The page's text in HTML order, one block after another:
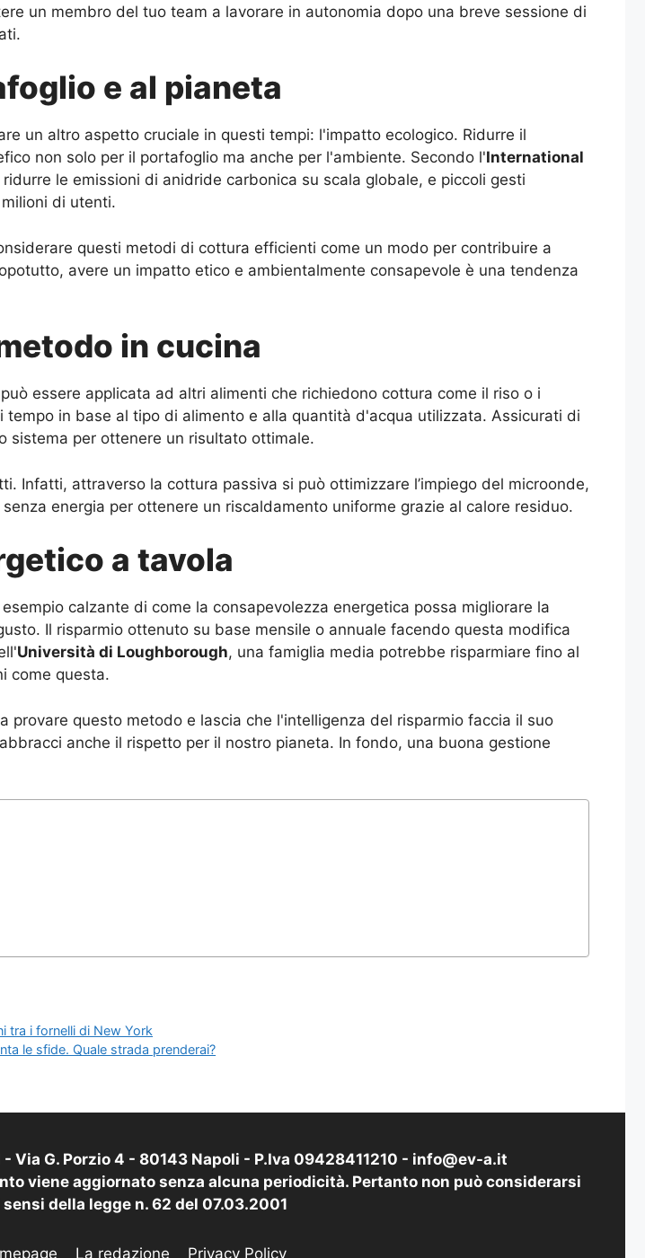
un membro del tuo team a lavorare in autonomia dopo una breve sessione di
e al pianeta
un altro aspetto cruciale in questi tempi: l'impatto ecologico. Ridurre il
non solo per il portafoglio ma anche per l'ambiente. Secondo l'International
le emissioni di anidride carbonica su scala globale, e piccoli gesti
di utenti.
questi metodi di cottura efficienti come un modo per contribuire a
avere un impatto etico e ambientalmente consapevole è una tendenza
in cucina
essere applicata ad altri alimenti che richiedono cottura come il riso o i
in base al tipo di alimento e alla quantità d'acqua utilizzata. Assicurati di
sistema per ottenere un risultato ottimale.
Infatti, attraverso la cottura passiva si può ottimizzare l’impiego del microonde,
energia per ottenere un riscaldamento uniforme grazie al calore residuo.
a tavola
calzante di come la consapevolezza energetica possa migliorare la
Il risparmio ottenuto su base mensile o annuale facendo questa modifica
Università di Loughborough, una famiglia media potrebbe risparmiare fino al
come questa.
questo metodo e lascia che l'intelligenza del risparmio faccia il suo
anche il rispetto per il nostro pianeta. In fondo, una buona gestione
tra i fornelli di New York
le sfide. Quale strada prenderai?
G. Porzio 4 - 80143 Napoli - P.Iva 09428411210 - info@ev-a.it
viene aggiornato senza alcuna periodicità. Pertanto non può considerarsi
della legge n. 62 del 07.03.2001
La redazione Privacy Policy